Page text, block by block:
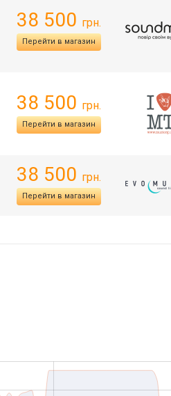
38 500 грн.
Перейти в магазин
38 500 грн.
Перейти в магазин
38 500 грн.
Перейти в магазин